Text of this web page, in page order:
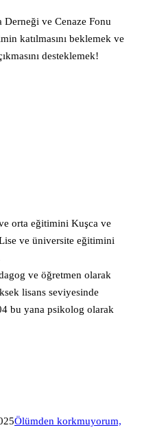
Derneği ve Cenaze Fonu
katılmasını beklemek ve
desteklemek!
orta eğitimini Kuşca ve
ve üniversite eğitimini
ve öğretmen olarak
lisans seviyesinde
bu yana psikolog olarak
Ölümden korkmuyorum,